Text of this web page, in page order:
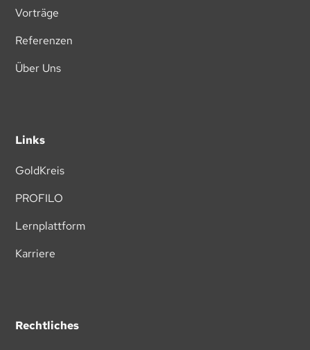
Vorträge
Referenzen
Über Uns
Links
GoldKreis
PROFILO
Lernplattform
Karriere
Rechtliches